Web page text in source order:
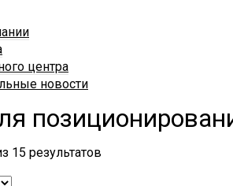
центра
новости
15 результатов